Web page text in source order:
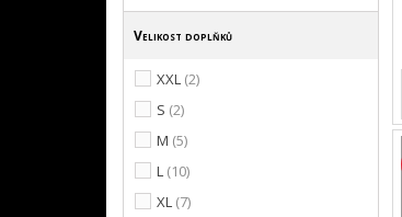
Velikost doplňků
XXL (2)
S (2)
M (5)
L (10)
XL (7)